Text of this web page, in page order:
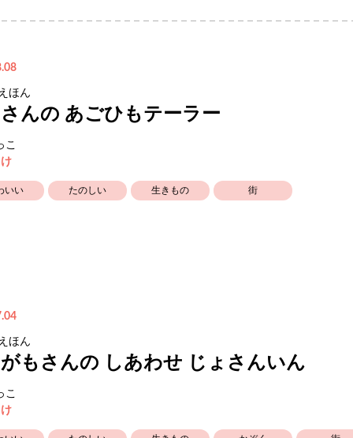
ほん
んの あごひもテーラー
こ
いい たのしい 生きもの 街
ほん
もさんの しあわせ じょさんいん
こ